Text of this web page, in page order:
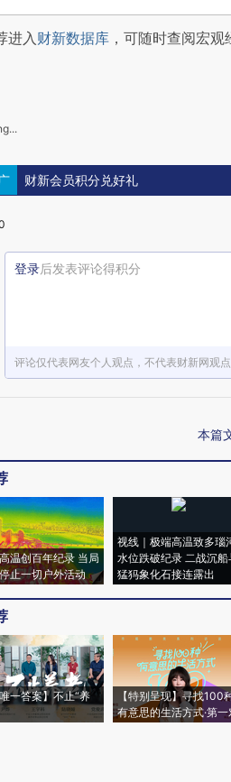
入财新数据库 ，可随时查阅宏
财新会员积分兑好礼
登录后发表评论得积分
评论仅代表网友个人观点，不代表财新网观点
本篇
温创百年纪录 当局
止一切户外活动
视线｜极端高温致多瑙
水位跌破纪录 二战沉船
猛犸象化石接连露出
一答案】不止“养
【特别呈现】寻找100
有意思的生活方式·第一